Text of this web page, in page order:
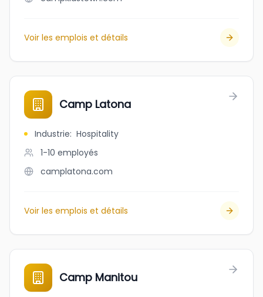
Voir les emplois et détails
Camp Latona
Industrie: Hospitality
1-10 employés
camplatona.com
Voir les emplois et détails
Camp Manitou